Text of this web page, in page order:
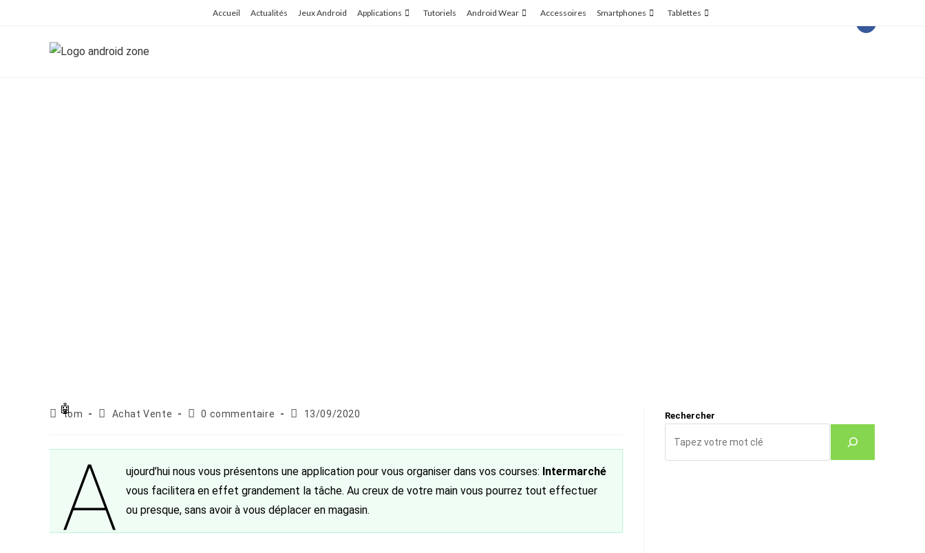
Accueil Actualités Jeux Android Applications Tutoriels Android Wear Accessoires Smartphones Tablettes
Auteur/autrice
publication :
tom
PostAchat Vente
Commentaires
publication :
0 commentaire
Publication
13/09/2020
A ujourd’hui nous vous présentons une application pour vous organiser dans vos courses: Intermarché
vous facilitera en effet grandement la tâche. Au creux de votre main vous pourrez tout effectuer
ou presque, sans avoir à vous déplacer en magasin.
Rechercher